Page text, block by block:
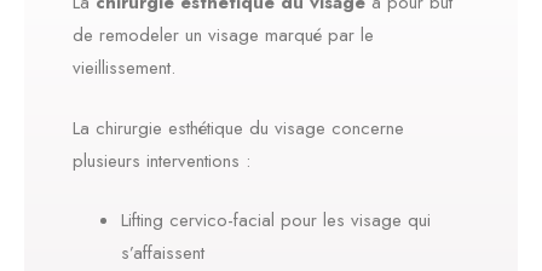
de remodeler un visage marqué par le
vieillissement.
La chirurgie esthétique du visage concerne
plusieurs interventions :
Lifting cervico-facial pour les visage qui
s’affaissent